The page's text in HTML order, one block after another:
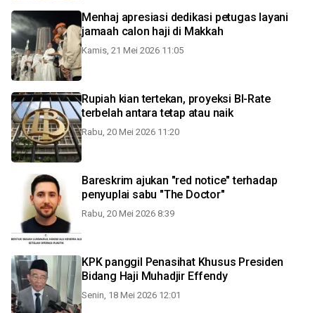
Menhaj apresiasi dedikasi petugas layani
jamaah calon haji di Makkah
Kamis, 21 Mei 2026 11:05
Rupiah kian tertekan, proyeksi BI-Rate
terbelah antara tetap atau naik
Rabu, 20 Mei 2026 11:20
Bareskrim ajukan "red notice" terhadap
penyuplai sabu "The Doctor"
Rabu, 20 Mei 2026 8:39
KPK panggil Penasihat Khusus Presiden
Bidang Haji Muhadjir Effendy
Senin, 18 Mei 2026 12:01